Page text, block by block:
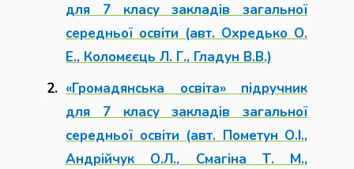
для 7 класу закладів загальної
середньої освіти (авт. Охредько О.
Е., Коломєєць Л. Г., Гладун В.В.)
«Громадянська освіта» підручник
для 7 класу закладів загальної
середньої освіти (авт. Пометун О.І.,
Андрійчук О.Л., Смагіна Т. М.,